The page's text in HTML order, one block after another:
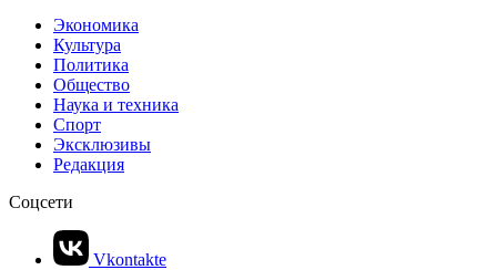
Экономика
Культура
Политика
Общество
Наука и техника
Спорт
Эксклюзивы
Редакция
Соцсети
Vkontakte